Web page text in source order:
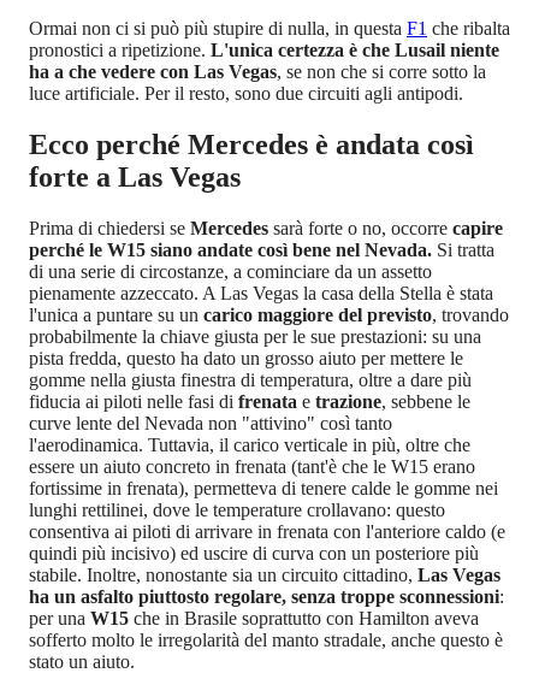
Ormai non ci si può più stupire di nulla, in questa F1 che ribalta
pronostici a ripetizione. L'unica certezza è che Lusail niente
ha a che vedere con Las Vegas, se non che si corre sotto la
luce artificiale. Per il resto, sono due circuiti agli antipodi.
Ecco perché Mercedes è andata così
forte a Las Vegas
Prima di chiedersi se Mercedes sarà forte o no, occorre capire
perché le W15 siano andate così bene nel Nevada. Si tratta
di una serie di circostanze, a cominciare da un assetto
pienamente azzeccato. A Las Vegas la casa della Stella è stata
l'unica a puntare su un carico maggiore del previsto, trovando
probabilmente la chiave giusta per le sue prestazioni: su una
pista fredda, questo ha dato un grosso aiuto per mettere le
gomme nella giusta finestra di temperatura, oltre a dare più
fiducia ai piloti nelle fasi di frenata e trazione, sebbene le
curve lente del Nevada non "attivino" così tanto
l'aerodinamica. Tuttavia, il carico verticale in più, oltre che
essere un aiuto concreto in frenata (tant'è che le W15 erano
fortissime in frenata), permetteva di tenere calde le gomme nei
lunghi rettilinei, dove le temperature crollavano: questo
consentiva ai piloti di arrivare in frenata con l'anteriore caldo (e
quindi più incisivo) ed uscire di curva con un posteriore più
stabile. Inoltre, nonostante sia un circuito cittadino, Las Vegas
ha un asfalto piuttosto regolare, senza troppe sconnessioni:
per una W15 che in Brasile soprattutto con Hamilton aveva
sofferto molto le irregolarità del manto stradale, anche questo è
stato un aiuto.